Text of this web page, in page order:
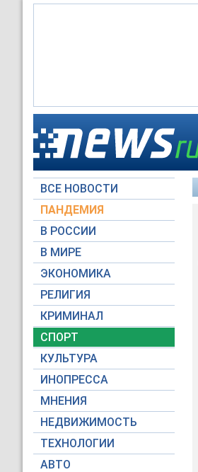
ВСЕ НОВОСТИ
ПАНДЕМИЯ
В РОССИИ
В МИРЕ
ЭКОНОМИКА
РЕЛИГИЯ
КРИМИНАЛ
СПОРТ
КУЛЬТУРА
ИНОПРЕССА
МНЕНИЯ
НЕДВИЖИМОСТЬ
ТЕХНОЛОГИИ
АВТО